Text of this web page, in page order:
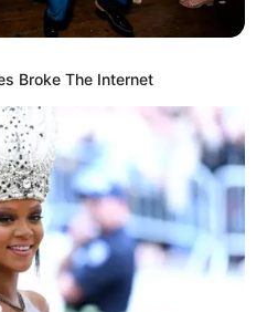
jer nije znao kako to cijeniti.
Nije trčao – nikada si nije
hodao, blijedog lica i nabreklih
„Od kada što?“
Broke The Internet